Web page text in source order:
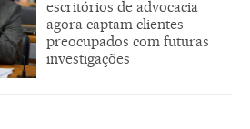
escritórios de advocacia
agora captam clientes
preocupados com futuras
investigações